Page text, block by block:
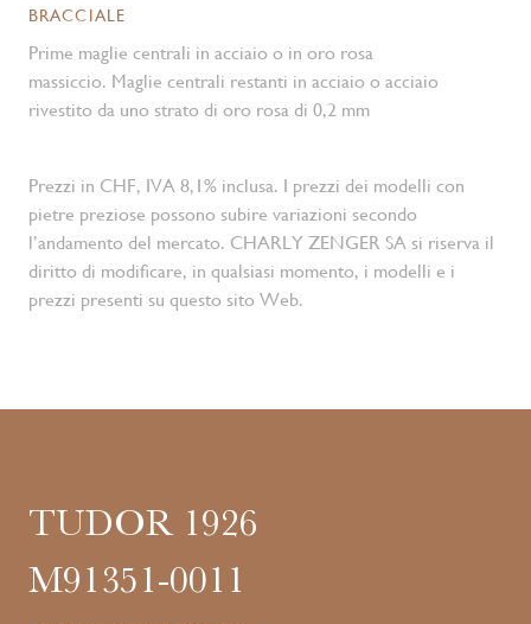
BRACCIALE
Prime maglie centrali in acciaio o in oro rosa
massiccio. Maglie centrali restanti in acciaio o acciaio
rivestito da uno strato di oro rosa di 0,2 mm
Prezzi in CHF, IVA 8,1% inclusa. I prezzi dei modelli con
pietre preziose possono subire variazioni secondo
l’andamento del mercato. CHARLY ZENGER SA si riserva il
diritto di modificare, in qualsiasi momento, i modelli e i
prezzi presenti su questo sito Web.
TUDOR 1926
M91351-0011